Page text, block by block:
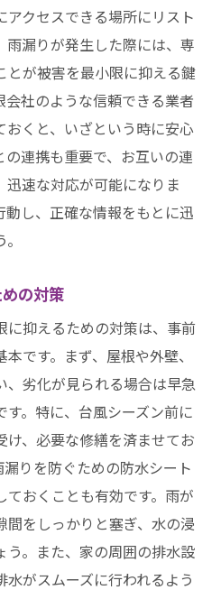
クセスできる場所にリスト
雨漏りが発生した際には、専
とが被害を最小限に抑える鍵
会社のような信頼できる業者
おくと、いざという時に安心
連携も重要で、お互いの連
速な対応が可能になりま
し、正確な情報をもとに迅
の対策
に抑えるための対策は、事前
です。まず、屋根や外壁、
、劣化が見られる場合は早急
。特に、台風シーズン前に
、必要な修繕を済ませてお
りを防ぐための防水シート
おくことも有効です。雨が
をしっかりと塞ぎ、水の浸
う。また、家の周囲の排水設
がスムーズに行われるよう